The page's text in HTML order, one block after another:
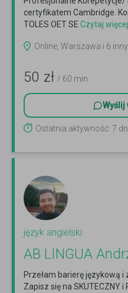
certyfikatem Cambridge.
TOLES OET SE Czytaj więcej
Online, Warszawa i 6
50 zł / 60 min
Wyślij
Ostatnia aktywność: 7
język angielski
AB LINGUA
Przełam barierę językową
Zapisz się na SKUTECZNY i